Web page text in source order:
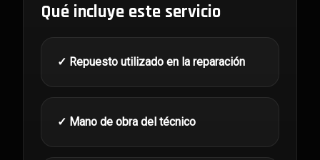
Qué incluye este servicio
✓ Repuesto utilizado en la reparación
✓ Mano de obra del técnico